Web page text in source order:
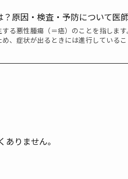
原因・検査・予防について医
る悪性腫瘍（＝癌）のことを指しま
め、症状が出るときには進行している
りません。